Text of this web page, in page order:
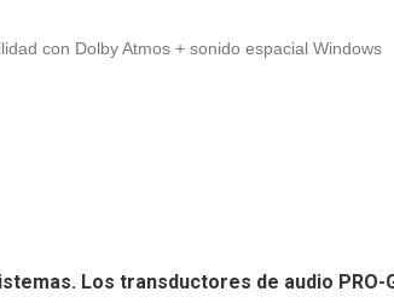
con Dolby Atmos + sonido espacial Windows
Los transductores de audio PRO-